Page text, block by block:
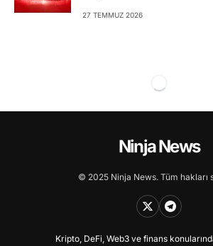
27 TEMMUZ 2026
Ninja News
© 2025 Ninja News. Tüm hakları
Kripto, DeFi, Web3 ve finans